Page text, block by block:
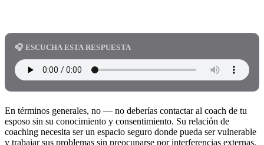
🎧 ESCUCHA ESTA RESPUESTA
En términos generales, no — no deberías contactar al coach de tu
esposo sin su conocimiento y consentimiento. Su relación de
coaching necesita ser un espacio seguro donde pueda ser vulnerable
y trabajar sus problemas sin preocuparse por interferencias externas.